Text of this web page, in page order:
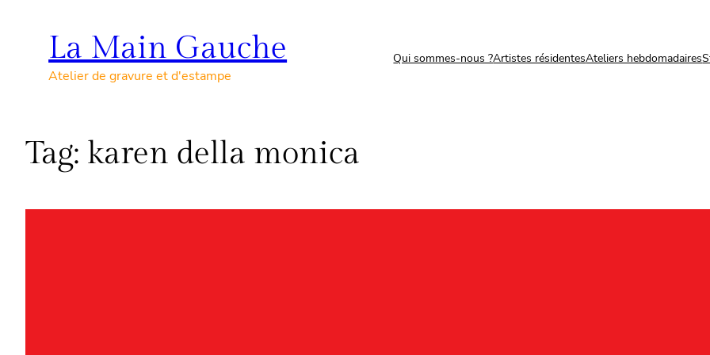
contentLa Main Gauche
Atelier de gravure et d'estampe
Qui sommes-nous ?Artistes résidentesAteliers hebdomadaires
Tag: karen della monica